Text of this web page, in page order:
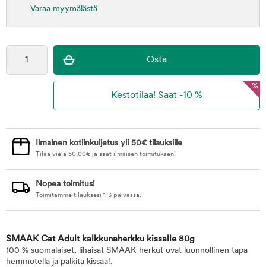
Varaa myymälästä
%
Ilmainen kotiinkuljetus yli 50€ tilauksille
Tilaa vielä 50,00€ ja saat ilmaisen toimituksen!
Nopea toimitus!
Toimitamme tilauksesi 1-3 päivässä.
SMAAK Cat Adult kalkkunaherkku kissalle 80g
100 % suomalaiset, lihaisat SMAAK-herkut ovat luonnollinen tapa
hemmotella ja palkita kissaa!.